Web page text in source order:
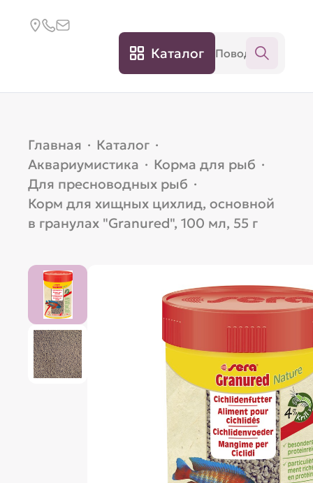
Каталог
Главная · Каталог ·
Аквариумистика · Корма для рыб ·
Для пресноводных рыб ·
Корм для хищных цихлид, основной
в гранулах "Granured", 100 мл, 55 г